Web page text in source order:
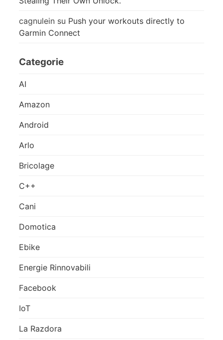
cagnulein su Push your workouts directly to
Garmin Connect
Categorie
AI
Amazon
Android
Arlo
Bricolage
C++
Cani
Domotica
Ebike
Energie Rinnovabili
Facebook
IoT
La Razdora